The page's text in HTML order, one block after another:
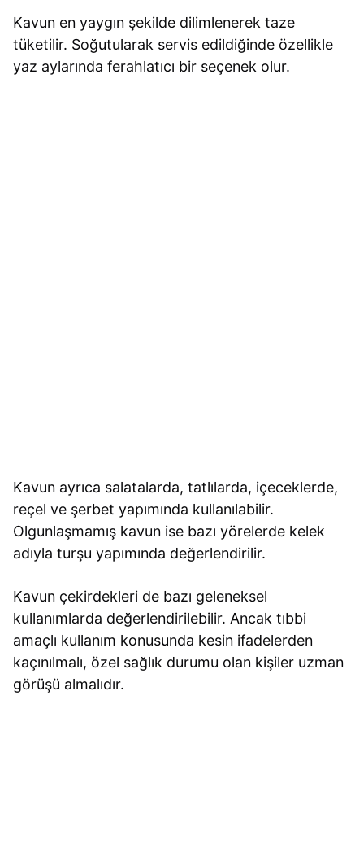
Kavun en yaygın şekilde dilimlenerek taze
tüketilir. Soğutularak servis edildiğinde özellikle
yaz aylarında ferahlatıcı bir seçenek olur.
Kavun ayrıca salatalarda, tatlılarda, içeceklerde,
reçel ve şerbet yapımında kullanılabilir.
Olgunlaşmamış kavun ise bazı yörelerde kelek
adıyla turşu yapımında değerlendirilir.
Kavun çekirdekleri de bazı geleneksel
kullanımlarda değerlendirilebilir. Ancak tıbbi
amaçlı kullanım konusunda kesin ifadelerden
kaçınılmalı, özel sağlık durumu olan kişiler uzman
görüşü almalıdır.